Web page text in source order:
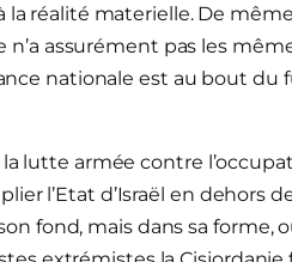
réalité materielle. De
assurément pas les
nationale est au bout du
lutte armée contre
l’Etat d’Israël en dehors
fond, mais dans sa forme,